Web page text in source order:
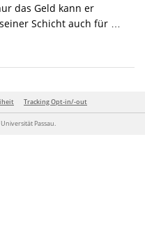
das Geld kann er
Schicht auch für …
Tracking Opt-in/-out
Passau.